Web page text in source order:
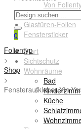
Von
Lebensdauer.
Glastüren-Folien
Fenstersticker
Start
Sichtschutz
Wohnräume
Bad
Küche
0
Folientyp
>
Shop
>
Fensteraufkleber Yin